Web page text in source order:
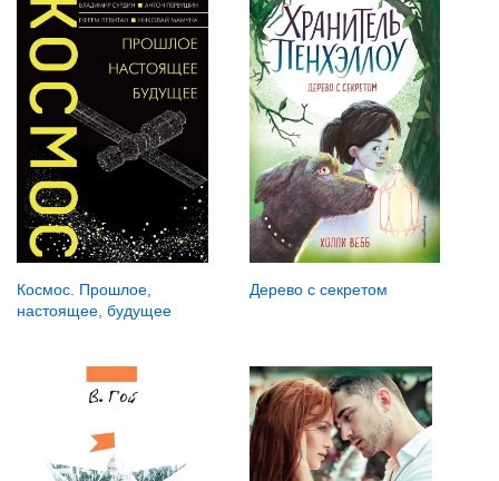
Космос. Прошлое,
настоящее, будущее
Дерево с секретом